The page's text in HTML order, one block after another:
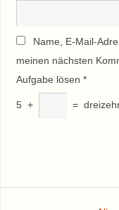
Name, E-Mail-
meinen nächsten
Aufgabe lösen *
5 + =